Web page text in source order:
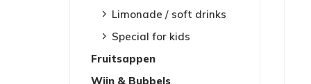
Limonade / soft drinks
Special for kids
Fruitsappen
Wijn & Bubbels